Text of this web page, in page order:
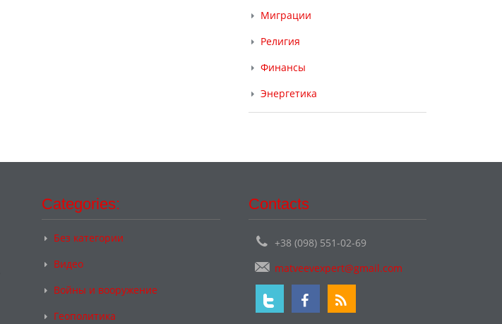
Миграции
Религия
Финансы
Энергетика
Categories:
Без категории
Видео
Войны и вооружение
Геополитика
Contacts
+38 (098) 551-02-69
matveevexpert@gmail.com